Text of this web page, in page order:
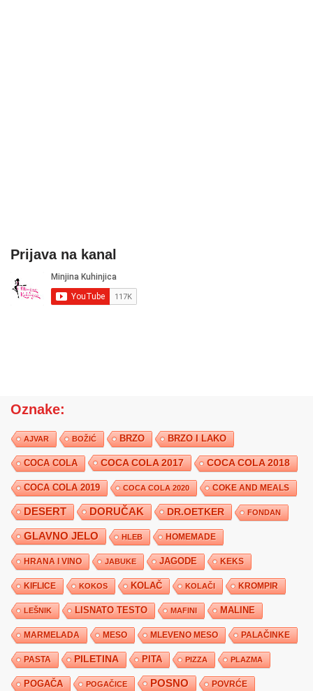
Prijava na kanal
Oznake:
AJVAR BOŽIĆ BRZO BRZO I LAKO
COCA COLA COCA COLA 2017 COCA COLA 2018
COCA COLA 2019 COCA COLA 2020 COKE AND MEALS
DESERT DORUČAK DR.OETKER FONDAN
GLAVNO JELO HLEB HOMEMADE
HRANA I VINO JABUKE JAGODE KEKS
KIFLICE KOKOS KOLAČ KOLAČI KROMPIR
LEŠNIK LISNATO TESTO MAFINI MALINE
MARMELADA MESO MLEVENO MESO PALAČINKE
PASTA PILETINA PITA PIZZA PLAZMA
POGAČA POGAČICE POSNO POVRĆE